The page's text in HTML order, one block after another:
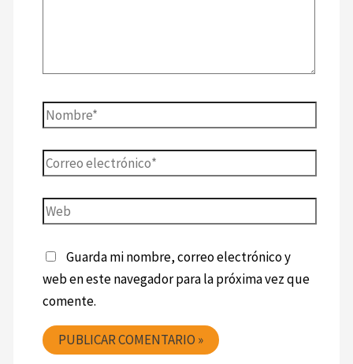
Guarda mi nombre, correo electrónico y
web en este navegador para la próxima vez que
comente.